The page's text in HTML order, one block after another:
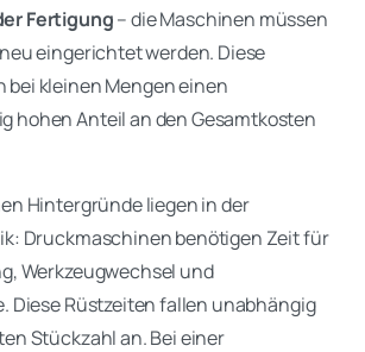
Fertigung– die Maschinen müssen
eingerichtet werden. Diese
bei kleinen Mengen einen
hohen Anteil an den Gesamtkosten
Hintergründe liegen in der
Druckmaschinen benötigen Zeit für
Werkzeugwechsel und
Diese Rüstzeiten fallen unabhängig
Stückzahl an. Bei einer